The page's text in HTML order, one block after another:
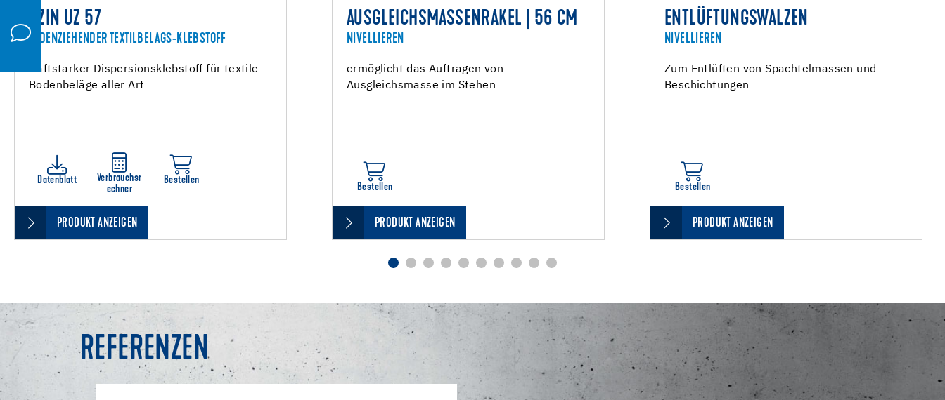
UZIN UZ 57
FADENZIEHENDER TEXTILBELAGS-KLEBSTOFF
Haftstarker Dispersionsklebstoff für textile
Bodenbeläge aller Art
Datenblatt
Verbrauchsr
echner
Bestellen
PRODUKT ANZEIGEN
AUSGLEICHSMASSENRAKEL | 56 CM
NIVELLIEREN
ermöglicht das Auftragen von
Ausgleichsmasse im Stehen
Bestellen
PRODUKT ANZEIGEN
ENTLÜFTUNGSWALZEN
NIVELLIEREN
Zum Entlüften von Spachtelmassen und
Beschichtungen
Bestellen
PRODUKT ANZEIGEN
REFERENZEN